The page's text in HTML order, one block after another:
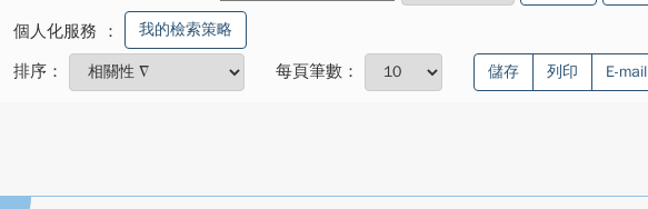
個人化服務 ： 我的檢索策略
排序： 每頁筆數： 儲存 列印 E-mail